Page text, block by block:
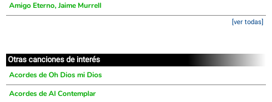
Amigo Eterno, Jaime Murrell
[ver todas]
Otras canciones de interés
Acordes de Oh Dios mi Dios
Acordes de Al Contemplar